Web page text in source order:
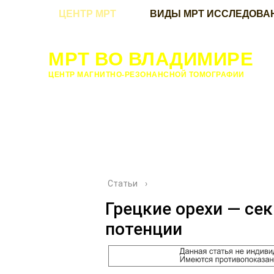
ЦЕНТР МРТ ВИДЫ МРТ
МРТ ВО ВЛАДИМИРЕ
ЦЕНТР МАГНИТНО-РЕЗОНАНСНОЙ ТОМОГРАФИИ
Статьи ›
Грецкие орехи —
потенции